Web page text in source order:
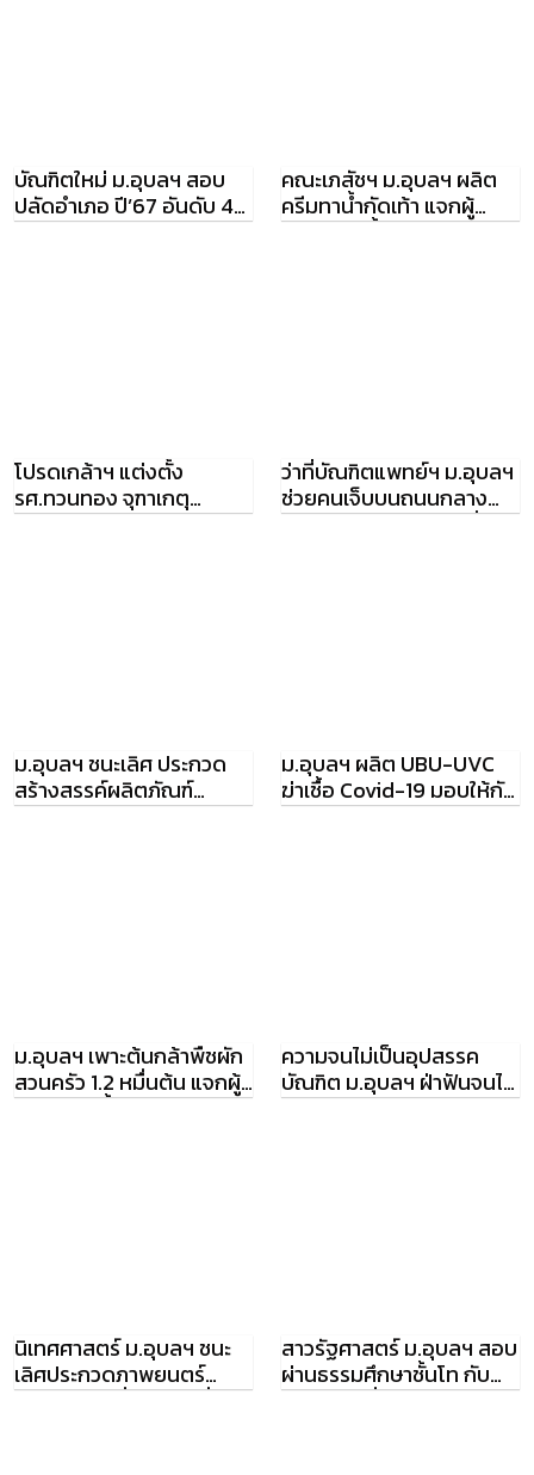
บัณฑิตใหม่ ม.อุบลฯ สอบ
ปลัดอำเภอ ปี’67 อันดับ 4
ของประเทศ
คณะเภสัชฯ ม.อุบลฯ ผลิต
ครีมทาน้ำกัดเท้า แจกผู้
ประสบภัยน้ำท่วม
โปรดเกล้าฯ แต่งตั้ง
รศ.ทวนทอง จุฑาเกตุ
ม.อุบลฯ เป็น ศาสตราจารย์
ว่าที่บัณฑิตแพทย์ฯ ม.อุบลฯ
ช่วยคนเจ็บบนถนนกลาง
เมืองภูเก็ต เกือบตกเครื่อง
ม.อุบลฯ ชนะเลิศ ประกวด
สร้างสรรค์ผลิตภัณฑ์
ยางพารา ระดับประเทศ
ม.อุบลฯ ผลิต UBU-UVC
ฆ่าเชื้อ Covid-19 มอบให้กับ
รพ.ในจังหวัดอุบลฯ
ม.อุบลฯ เพาะต้นกล้าพืชผัก
สวนครัว 1.2 หมื่นต้น แจกผู้
ประสบภัยน้ำท่วม
ความจนไม่เป็นอุปสรรค
บัณฑิต ม.อุบลฯ ฝ่าฟันจนได้
อัยการผู้ช่วย
นิเทศศาสตร์ ม.อุบลฯ ชนะ
เลิศประกวดภาพยนตร์
สารคดี งานสื่อศิลป์ ปีที่ 7
สาวรัฐศาสตร์ ม.อุบลฯ สอบ
ผ่านธรรมศึกษาชั้นโท กับ
ของสะสมที่คาดไม่ถึง